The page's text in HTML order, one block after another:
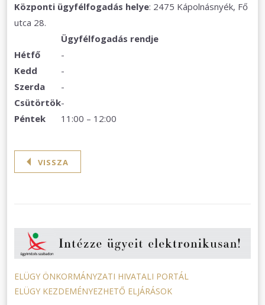
Központi ügyfélfogadás helye: 2475 Kápolnásnyék, Fő
utca 28.
Ügyfélfogadás rendje
Hétfő
-
Kedd
-
Szerda
-
Csütörtök-
Péntek
11:00 – 12:00
VISSZA
ELÜGY ÖNKORMÁNYZATI HIVATALI PORTÁL
ELÜGY KEZDEMÉNYEZHETŐ ELJÁRÁSOK